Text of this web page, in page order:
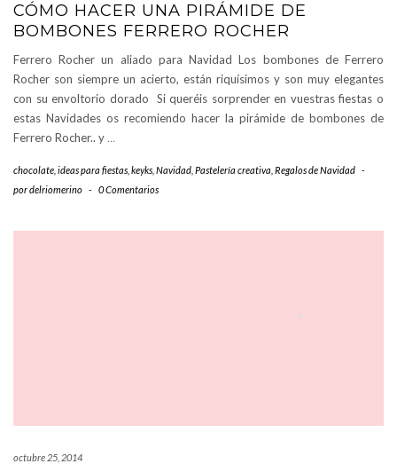
CÓMO HACER UNA PIRÁMIDE DE
BOMBONES FERRERO ROCHER
Ferrero Rocher un aliado para Navidad Los bombones de Ferrero
Rocher son siempre un acierto, están riquísimos y son muy elegantes
con su envoltorio dorado Si queréis sorprender en vuestras fiestas o
estas Navidades os recomiendo hacer la pirámide de bombones de
Ferrero Rocher.. y …
chocolate ideas para fiestas keyks Navidad Pastelería creativa Regalos de Navidad -
pordelriomerino - 0 Comentarios
octubre 25, 2014